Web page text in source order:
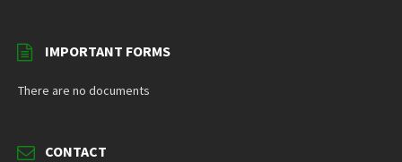
IMPORTANT FORMS
There are no documents
CONTACT